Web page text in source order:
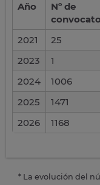
Año
Nº de
2021
25
2023
1
2024
1006
2025
1471
2026
1168
* La evolución del